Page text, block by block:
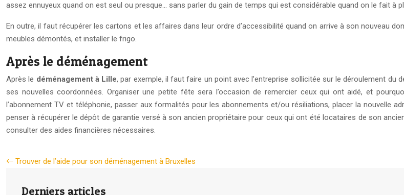
assez ennuyeux quand on est seul ou presque… sans parler du gain de temps qui est considérable quand on le fait à
En outre, il faut récupérer les cartons et les affaires dans leur ordre d’accessibilité quand on arrive à son nouveau
meubles démontés, et installer le frigo.
Après le déménagement
Après le déménagement à Lille, par exemple, il faut faire un point avec l’entreprise sollicitée sur le déroulement
ses nouvelles coordonnées. Organiser une petite fête sera l’occasion de remercier ceux qui ont aidé, et
l’abonnement TV et téléphonie, passer aux formalités pour les abonnements et/ou résiliations, placer la nouvelle
penser à récupérer le dépôt de garantie versé à son ancien propriétaire pour ceux qui ont été locataires de son
consulter des aides financières nécessaires.
Trouver de l’aide pour son déménagement à Bruxelles
Derniers articles